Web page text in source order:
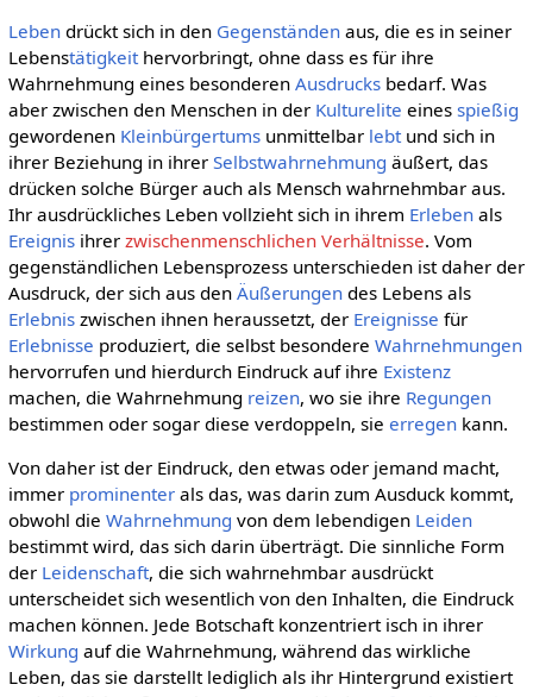
Lebendrückt sich in den Gegenständenaus, die es in seiner
Lebenstätigkeithervorbringt, ohne dass es für ihre
Wahrnehmung eines besonderen Ausdrucksbedarf. Was
aber zwischen den Menschen in der Kulturelite eines spießig
gewordenen Kleinbürgertumsunmittelbar lebtund sich in
ihrer Beziehung in ihrer Selbstwahrnehmung äußert, das
drücken solche Bürger auch als Mensch wahrnehmbar aus.
Ihr ausdrückliches Leben vollzieht sich in ihrem Erlebenals
Ereignisihrer zwischenmenschlichen Verhältnisse. Vom
gegenständlichen Lebensprozess unterschieden ist daher der
Ausdruck, der sich aus den Äußerungendes Lebens als
Erlebniszwischen ihnen heraussetzt, der Ereignisse für
Erlebnisse produziert, die selbst besondere Wahrnehmungen
hervorrufen und hierdurch Eindruck auf ihre Existenz
machen, die Wahrnehmung reizen, wo sie ihre Regungen
bestimmen oder sogar diese verdoppeln, sie erregenkann.
Von daher ist der Eindruck, den etwas oder jemand macht,
immer prominenterals das, was darin zum Ausduck kommt,
obwohl die Wahrnehmung von dem lebendigen Leiden
bestimmt wird, das sich darin überträgt. Die sinnliche Form
der Leidenschaft, die sich wahrnehmbar ausdrückt
unterscheidet sich wesentlich von den Inhalten, die Eindruck
machen können. Jede Botschaft konzentriert isch in ihrer
Wirkung auf die Wahrnehmung, während das wirkliche
Leben, das sie darstellt lediglich als ihr Hintergrund existiert